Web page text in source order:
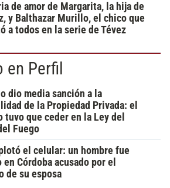
de amor de Margarita, la hija de
y Balthazar Murillo, el chico que
a todos en la serie de Tévez
Perfil
dio media sanción a la
de la Propiedad Privada: el
tuvo que ceder en la Ley del
Fuego
el celular: un hombre fue
Córdoba acusado por el
de su esposa